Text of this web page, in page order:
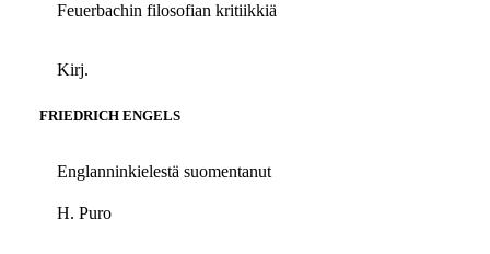
Feuerbachin filosofian kritiikkiä
Kirj.
FRIEDRICH ENGELS
Englanninkielestä suomentanut
H. Puro